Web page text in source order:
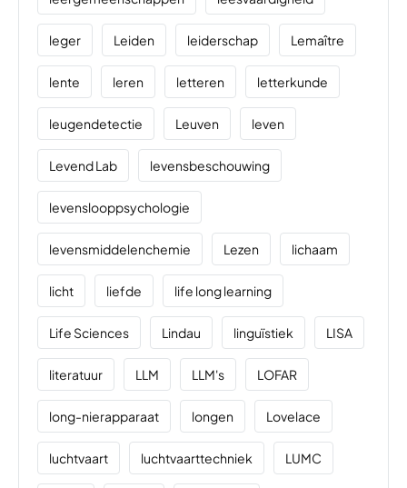
leger Leiden leiderschap Lemaître
lente leren letteren letterkunde
leugendetectie Leuven leven
Levend Lab levensbeschouwing
levenslooppsychologie
levensmiddelenchemie Lezen lichaam
licht liefde life long learning
Life Sciences Lindau linguïstiek LISA
literatuur LLM LLM's LOFAR
long-nierapparaat longen Lovelace
luchtvaart luchtvaarttechniek LUMC